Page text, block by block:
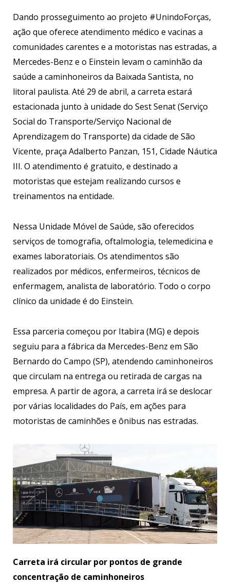
Dando prosseguimento ao projeto #UnindoForças,
ação que oferece atendimento médico e vacinas a
comunidades carentes e a motoristas nas estradas, a
Mercedes-Benz e o Einstein levam o caminhão da
saúde a caminhoneiros da Baixada Santista, no
litoral paulista. Até 29 de abril, a carreta estará
estacionada junto à unidade do Sest Senat (Serviço
Social do Transporte/Serviço Nacional de
Aprendizagem do Transporte) da cidade de São
Vicente, praça Adalberto Panzan, 151, Cidade Náutica
III. O atendimento é gratuito, e destinado a
motoristas que estejam realizando cursos e
treinamentos na entidade.
Nessa Unidade Móvel de Saúde, são oferecidos
serviços de tomografia, oftalmologia, telemedicina e
exames laboratoriais. Os atendimentos são
realizados por médicos, enfermeiros, técnicos de
enfermagem, analista de laboratório. Todo o corpo
clínico da unidade é do Einstein.
Essa parceria começou por Itabira (MG) e depois
seguiu para a fábrica da Mercedes-Benz em São
Bernardo do Campo (SP), atendendo caminhoneiros
que circulam na entrega ou retirada de cargas na
empresa. A partir de agora, a carreta irá se deslocar
por várias localidades do País, em ações para
motoristas de caminhões e ônibus nas estradas.
Carreta irá circular por pontos de grande
concentração de caminhoneiros